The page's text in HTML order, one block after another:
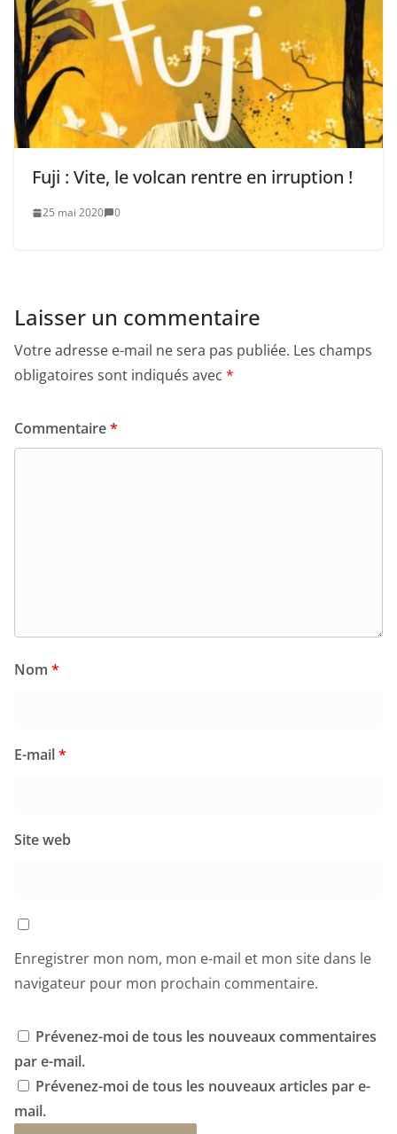
Fuji : Vite, le volcan rentre en irruption !
25 mai 2020 0
Laisser un commentaire
Votre adresse e-mail ne sera pas publiée. Les champs
obligatoires sont indiqués avec *
Commentaire*
Nom *
E-mail*
Site web
Enregistrer mon nom, mon e-mail et mon site dans le
navigateur pour mon prochain commentaire.
Prévenez-moi de tous les nouveaux commentaires
par e-mail.
Prévenez-moi de tous les nouveaux articles par e-
mail.